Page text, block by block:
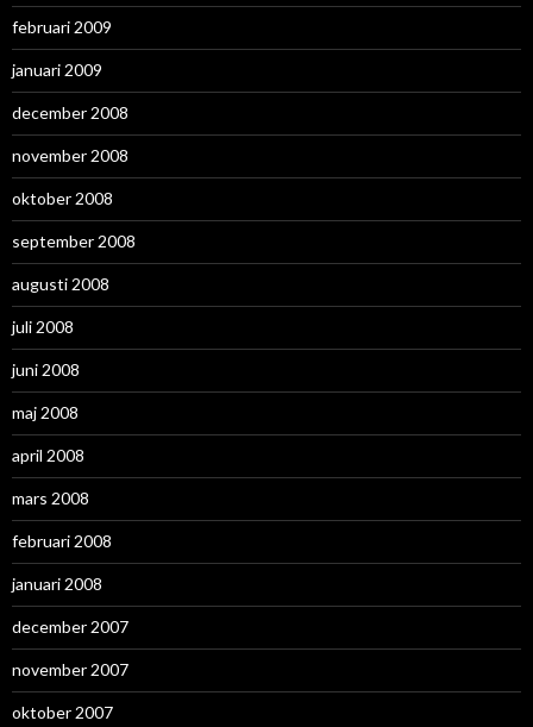
februari 2009
januari 2009
december 2008
november 2008
oktober 2008
september 2008
augusti 2008
juli 2008
juni 2008
maj 2008
april 2008
mars 2008
februari 2008
januari 2008
december 2007
november 2007
oktober 2007